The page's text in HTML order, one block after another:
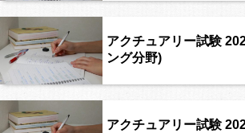
アクチュアリー試験
ング分野)
アクチュアリー試験